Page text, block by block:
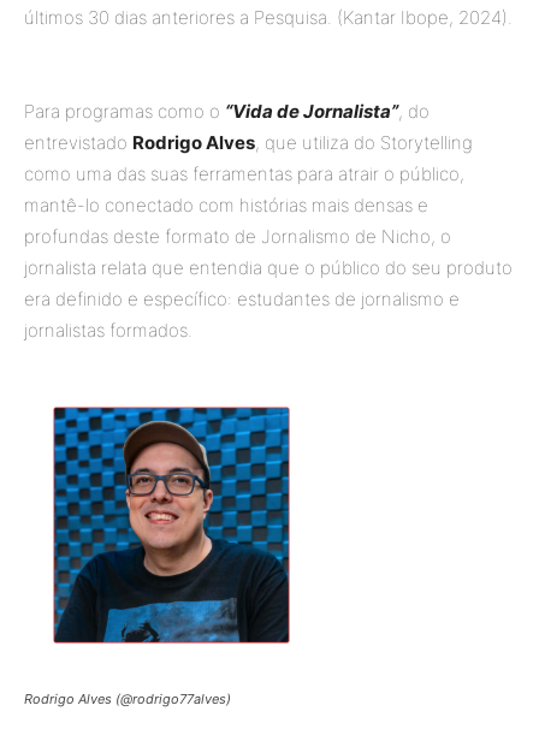
últimos 30 dias anteriores a Pesquisa. (Kantar Ibope, 2024).
Para programas como o “Vida de Jornalista”, do
entrevistado Rodrigo Alves, que utiliza do Storytelling
como uma das suas ferramentas para atrair o público,
mantê-lo conectado com histórias mais densas e
profundas deste formato de Jornalismo de Nicho, o
jornalista relata que entendia que o público do seu produto
era definido e específico: estudantes de jornalismo e
jornalistas formados.
Rodrigo Alves (@rodrigo77alves)